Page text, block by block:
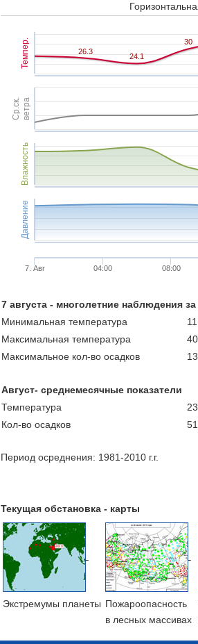
Темпер.
Ср.ск.ветра
Влажность
Давление
26.3
26.3
24.1
24.1
30
30
7. Авг 04:00 08:00
7 августа - многолетние наблюдения за
Минимальная температура
Максимальная температура
Максимальное кол-во осадков
Август- среднемесячные показатели
Температура
Кол-во осадков
Период осреднения: 1981-2010 г.г.
Текущая обстановка - карты
Экстремумы планеты Пожароопасность
в лесных массивах